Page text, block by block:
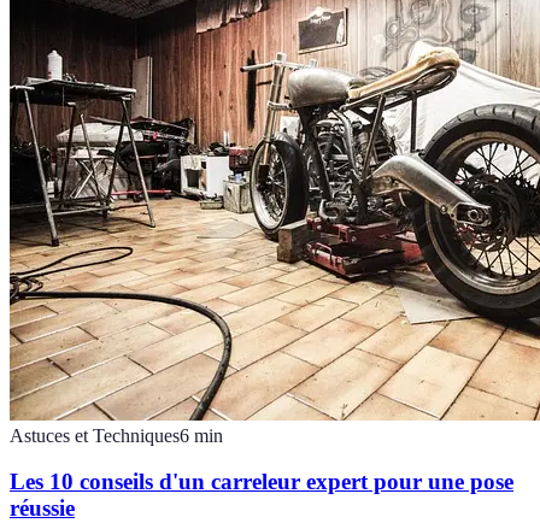
Astuces et Techniques6 min
Les 10 conseils d'un carreleur expert pour une pose
réussie